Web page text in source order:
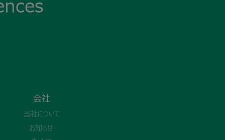
会社
当社について
お知らせ